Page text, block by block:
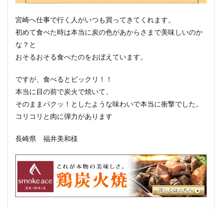
宮崎へ仕事で行く人がいつも買ってきてくれます。
初めて食べた時は本当に炭の色があからさまで美味しいのか
な？と
おそるおそる食べたのをおぼえています。
ですが、食べるとビックリ！！
本当に目の前で炭火で焼いて、
そのままパクッ！としたような味わいで本当に衝撃でした。
コリコリと肉に弾力があります
長崎県 福井美和様